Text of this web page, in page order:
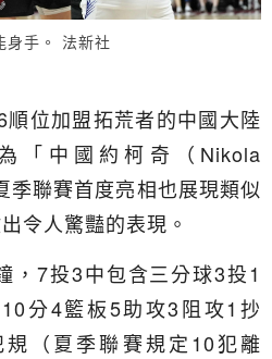
身手。 法新社
位加盟拓荒者的中國大陸
「中國約柯奇（Nikola
聯賽首度亮相也展現類似
令人驚豔的表現。
，7投3中包含三分球3投1
分4籃板5助攻3阻攻1抄
（夏季聯賽規定10犯離